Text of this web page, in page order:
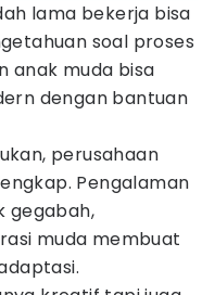
lama bekerja bisa
soal proses
anak muda bisa
dengan bantuan
perusahaan
Pengalaman
gegabah,
muda membuat